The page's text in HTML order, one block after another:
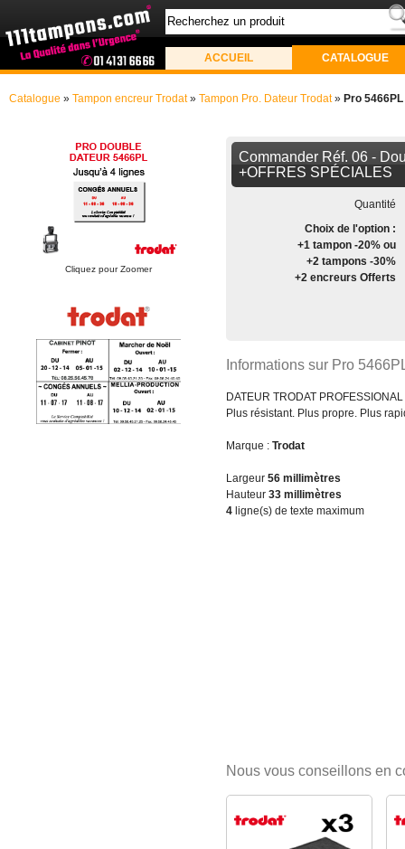
ACCUEIL CATALOGUE
Catalogue » Tampon encreur Trodat» Tampon Pro. Dateur Trodat» Pro 5466PL
Cliquez pour Zoomer
Commander Réf. 06 -
+OFFRES SPÉCIALES
Quantité
Choix de l'option :
+1 tampon -20% ou
+2 tampons -30%
+2 encreurs Offerts
Informations sur Pro
DATEUR TRODAT PROFESSIONAL
Plus résistant. Plus propre. Plus
Marque : Trodat
Largeur 56 millimètres
Hauteur 33 millimètres
4 ligne(s) de texte maximum
Nous vous conseillons en